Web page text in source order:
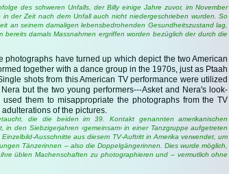
des schweren Unfalls, der Billy einige Jahre zuvor, im November
der Zeit nach dem Unfall auch nicht niedergeschrieben wurden. So
an seinem damaligen lebensbedrohenden Gesundheitszustand lag,
damals Massnahmen ergriffen worden bezüglich der durch die
photographs have turned up which depict the two American
together with a dance group in the 1970s, just as Ptaah
shots from this American TV performance were utilized
but the two young performers---Asket and Nera's look-
them to misappropriate the photographs from the TV
of the pictures.
die die beiden im 39. Kontakt genannten amerikanischen
den Siebzigerjahren ‹gemeinsam› in einer Tanzgruppe aufgetreten
Ausschnitte aus diesem TV-Auftritt in Amerika verwendet, um
Tänzerinnen – also die Doppelgängerinnen. Dies wurde möglich,
üblen Machenschaften zu photographieren und – vermutlich ohne